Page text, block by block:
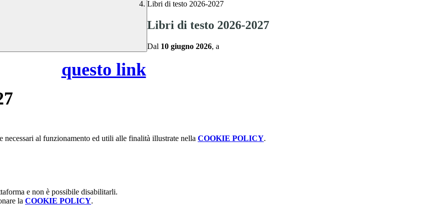
Libri di testo 2026-2027
Libri di testo 2026-2027
Dal 10 giugno 2026, a
questo link
al funzionamento ed utili alle finalità illustrate nella COOKIE POLICY.
e non è possibile disabilitarli.
la COOKIE POLICY.